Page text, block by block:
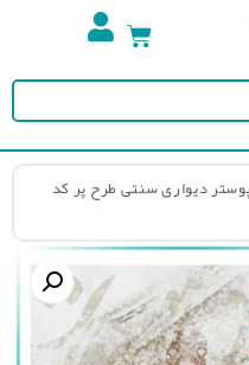
سنتی طرح پر کد